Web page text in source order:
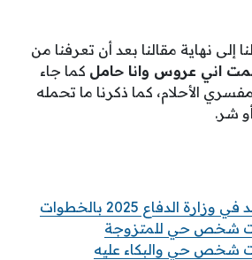
إلى نهاية مقالنا بعد أن تعرفنا من
اني عروس وانا حامل كما جاء
الأحلام، كما ذكرنا ما تحمله
شر.
الدفاع 2025 بالخطوات
شخص حي للمتزوجة
شخص حي والبكاء عليه